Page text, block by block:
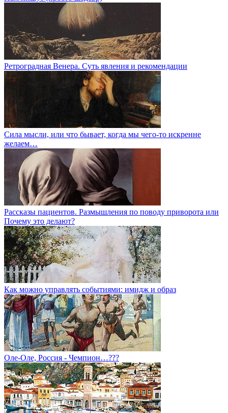
Ретроградная Венера. Суть явления и рекомендации
Сила мысли, или что бывает, когда мы чего-то искренне
желаем…
Рассказы пациентов. Размышления по поводу приворота или
Почему это делают?
Как можно управлять событиями: имидж и образ
Оле-Оле, Россия - Чемпион…???